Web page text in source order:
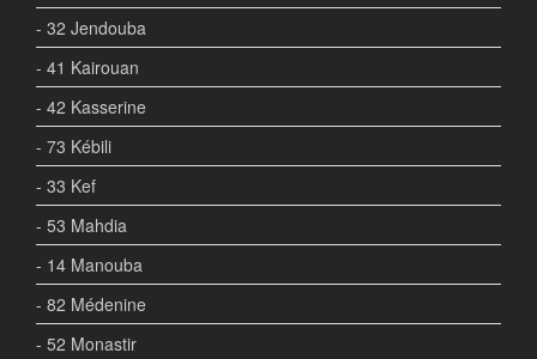
- 32 Jendouba
- 41 Kairouan
- 42 Kasserine
- 73 Kébili
- 33 Kef
- 53 Mahdia
- 14 Manouba
- 82 Médenine
- 52 Monastir